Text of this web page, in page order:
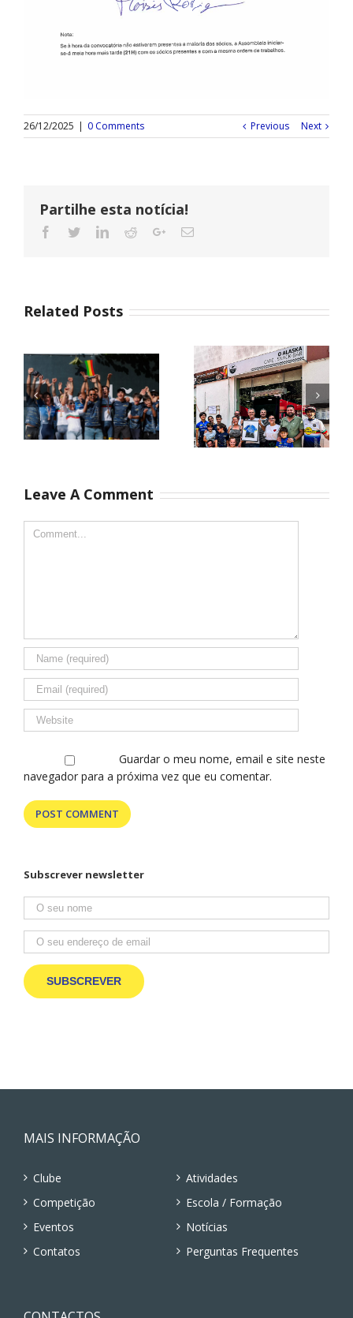
26/12/2025 | 0 Comments Previous Next
Partilhe esta notícia!
Related Posts
Campeões
2026
Há pessoas
que marcam o
em casa.
Leave A Comment
Guardar o meu nome, email e site neste
navegador para a próxima vez que eu comentar.
Subscrever newsletter
MAIS INFORMAÇÃO
Clube
Atividades
Competição
Escola / Formação
Eventos
Notícias
Contatos
Perguntas Frequentes